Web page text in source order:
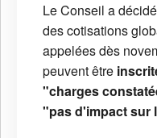
Le Conseil a
des cotisations
appelées dès
peuvent être
"charges
"pas d'impact sur